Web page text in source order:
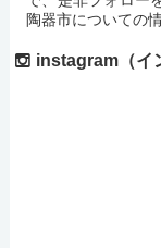
陶器市についての
instagram（イ